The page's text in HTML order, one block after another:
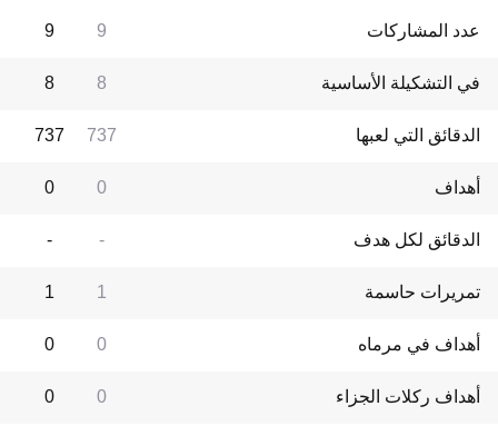
عدد المشاركات 9
9
في التشكيلة الأساسية 8
8
الدقائق التي لعبها 737
737
أهداف 0
0
الدقائق لكل هدف -
-
تمريرات حاسمة 1
1
أهداف في مرماه 0
0
أهداف ركلات الجزاء 0
0